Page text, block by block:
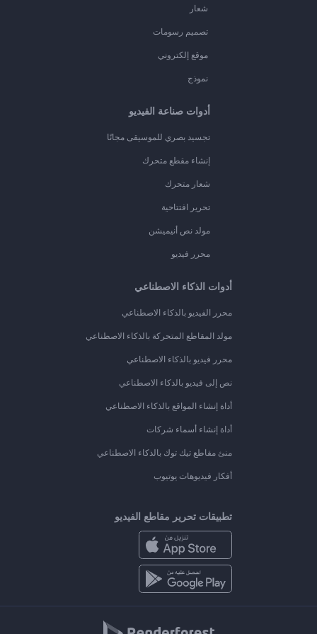
شعار
تصميم رسومات
موقع إلكتروني
نموذج
أدوات صناعة الفيديو
تجسيد بصري للموسيقى مجانًا
إنشاء مقطع متحرك
شعار متحرك
تحرير افتتاحية
مولد نص أنيميشن
محرر فيديو
أدوات الذكاء الاصطناعي
محرر الفيديو بالذكاء الاصطناعي
مولد المقاطع المتحركة بالذكاء الاصطناعي
محرر فيديو بالذكاء الاصطناعي
نص إلى فيديو بالذكاء الاصطناعي
أداة إنشاء المواقع بالذكاء الاصطناعي
أداة إنشاء أسماء شركات
منئ مقاطع تيك توك بالذكاء الاصطناعي
أفكار فيديوهات يوتيوب
تطبيقات تحرير مقاطع الفيديو